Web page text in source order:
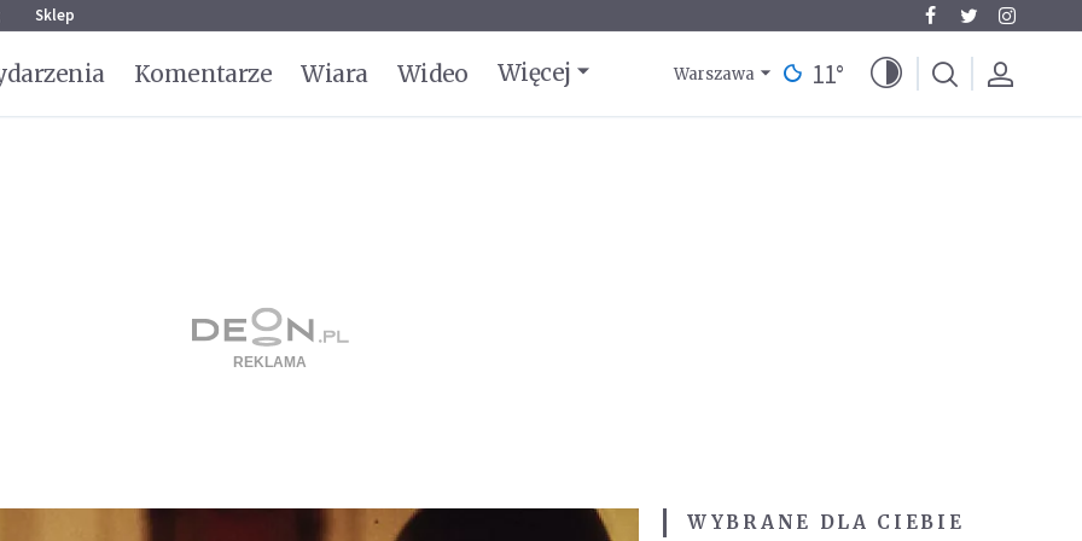
Sklep
Komentarze Wiara Wideo Więcej Warszawa 11°
WYBRANE DLA CIEBIE